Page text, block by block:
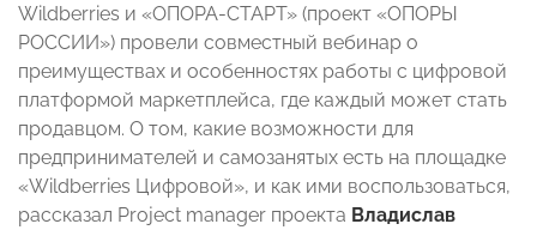
Wildberries и «ОПОРА-СТАРТ» (проект «ОПОРЫ
РОССИИ») провели совместный вебинар о
преимуществах и особенностях работы с цифровой
платформой маркетплейса, где каждый может стать
продавцом. О том, какие возможности для
предпринимателей и самозанятых есть на площадке
«Wildberries Цифровой», и как ими воспользоваться,
рассказал Project manager проекта Владислав